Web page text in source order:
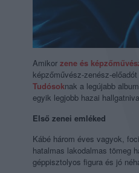
Amikor zene és
képzőművész-zenész-
Tudósoknak a legújabb
egyik legjobb hazai
Első zenei emléked
Kábé három éves vagyok,
hatalmas lakodalmas tömeg
géppisztolyos figura és jó